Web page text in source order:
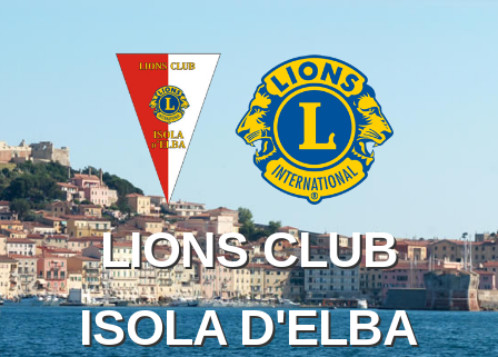
LIONS CLUB
ISOLA D'ELBA